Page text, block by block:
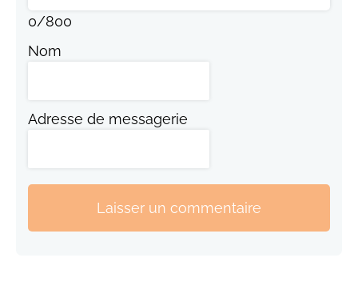
0/800
Nom
Adresse de messagerie
Laisser un commentaire